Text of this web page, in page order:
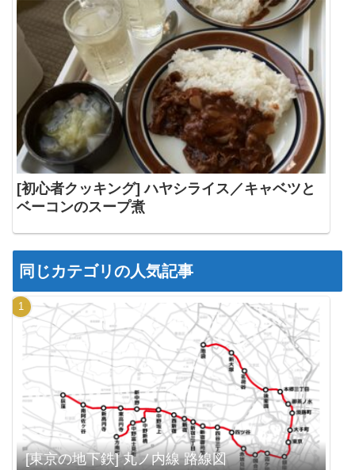
[初心者クッキング] ハヤシライス／キャベツと
ベーコンのスープ煮
同じカテゴリの人気記事
[東京の地下鉄] 丸ノ内線 路線図